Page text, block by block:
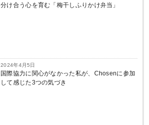
分け合う心を育む「梅干しふりかけ弁当」
2024年4月5日
国際協力に関心がなかった私が、Chosenに参加
して感じた3つの気づき